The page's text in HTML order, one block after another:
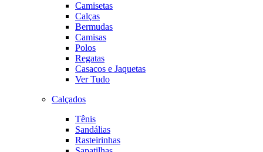
Camisetas
Calças
Bermudas
Camisas
Polos
Regatas
Casacos e Jaquetas
Ver Tudo
Calçados
Tênis
Sandálias
Rasteirinhas